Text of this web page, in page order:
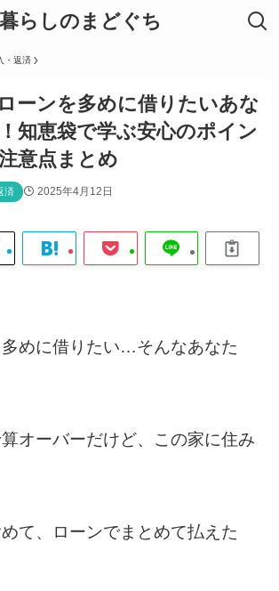
暮らしのまどぐち
・返済
ーンを多めに借りたいあな
知恵袋で学ぶ安心のポイン
意点まとめ
済 2025年4月12日
めに借りたい…そんなあなた
算オーバーだけど、この家に住み
めて、ローンでまとめて払えた